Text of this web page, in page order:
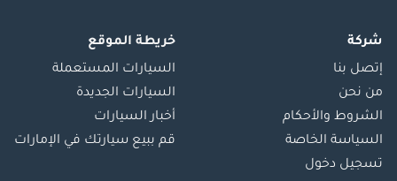
شركة
إتصل بنا
من نحن
الشروط والأحكام
السياسة الخاصة
تسجيل دخول
خريطة الموقع
السيارات المستعملة
السيارات الجديدة
أخبار السيارات
قم ببيع سيارتك في الإمارات